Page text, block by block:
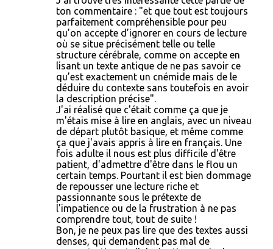
ton commentaire : "et que tout est toujours
parfaitement compréhensible pour peu
qu’on accepte d’ignorer en cours de lecture
où se situe précisément telle ou telle
structure cérébrale, comme on accepte en
lisant un texte antique de ne pas savoir ce
qu’est exactement un cnémide mais de le
déduire du contexte sans toutefois en avoir
la description précise".
J'ai réalisé que c'était comme ça que je
m'étais mise à lire en anglais, avec un niveau
de départ plutôt basique, et même comme
ça que j'avais appris à lire en français. Une
fois adulte il nous est plus difficile d'être
patient, d'admettre d'être dans le flou un
certain temps. Pourtant il est bien dommage
de repousser une lecture riche et
passionnante sous le prétexte de
l'impatience ou de la frustration à ne pas
comprendre tout, tout de suite !
Bon, je ne peux pas lire que des textes aussi
denses, qui demandent pas mal de